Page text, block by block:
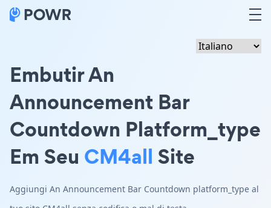
Embutir An
Announcement Bar
Countdown Platform_type
Em Seu CM4all Site
Aggiungi An Announcement Bar Countdown platform_type al